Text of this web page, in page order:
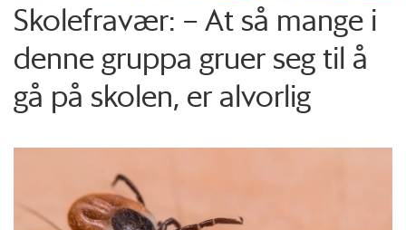
Skolefravær: – At så mange i
denne gruppa gruer seg til å
gå på skolen, er alvorlig